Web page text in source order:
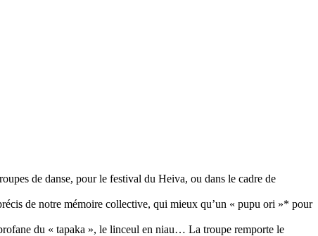
de danse, pour le festival du Heiva, ou dans le cadre de
de notre mémoire collective, qui mieux qu’un « pupu ori »* pour
du « tapaka », le linceul en niau… La troupe remporte le